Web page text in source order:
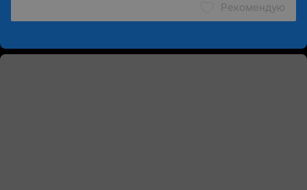
Рекомендую